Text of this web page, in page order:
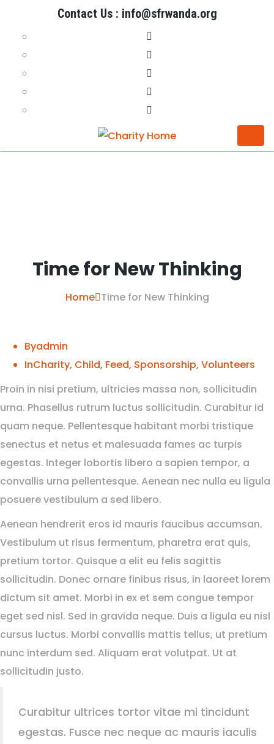
Contact Us : info@sfrwanda.org
Time for New Thinking
Home Time for New Thinking
Byadmin
InCharity, Child, Feed, Sponsorship, Volunteers
Proin in nisi pretium, ultricies massa non, sollicitudin
urna. Phasellus rutrum luctus sollicitudin. Curabitur id
quam neque. Pellentesque habitant morbi tristique
senectus et netus et malesuada fames ac turpis
egestas. Integer lobortis libero a sapien tempor, a
convallis urna pellentesque. Aenean nec nulla eu ligula
posuere vestibulum a sed libero.
Aenean hendrerit eros id mauris faucibus accumsan.
Vestibulum ut risus fermentum, pharetra erat quis,
pretium tortor. Quisque a elit eu felis sagittis
sollicitudin. Donec ornare finibus risus, in laoreet lorem
dictum sit amet. Morbi in ex et sem congue tempor
eget sed nisl. Sed in gravida neque. Duis a ligula eu nisl
cursus luctus. Morbi convallis mattis tellus, ut pretium
nunc interdum sed. Aliquam erat volutpat. Ut at
sollicitudin justo.
Curabitur ultrices tortor vitae mi tincidunt
egestas. Fusce nec neque ac mauris iaculis